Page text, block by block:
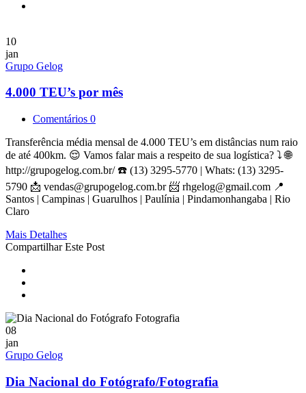
10
jan
Grupo Gelog
4.000 TEU’s por mês
Comentários 0
Transferência média mensal de 4.000 TEU’s em distâncias num raio
de até 400km. 😌 Vamos falar mais a respeito de sua logística? ⤵️ 🌐
http://grupogelog.com.br/ ☎️ (13) 3295-5770 | Whats: (13) 3295-
5790 📩 vendas@grupogelog.com.br📨 rhgelog@gmail.com 📍
Santos | Campinas | Guarulhos | Paulínia | Pindamonhangaba | Rio
Claro
Mais Detalhes
Compartilhar Este Post
08
jan
Grupo Gelog
Dia Nacional do Fotógrafo/Fotografia